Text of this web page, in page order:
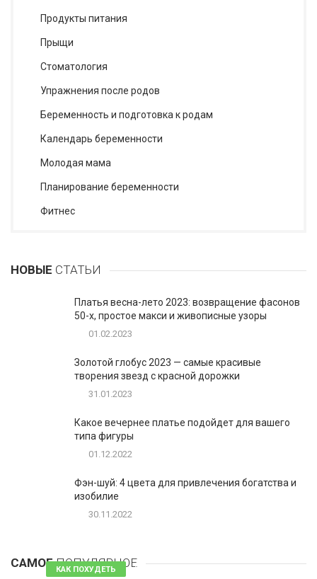
Продукты питания
Прыщи
Стоматология
Упражнения после родов
Беременность и подготовка к родам
Календарь беременности
Молодая мама
Планирование беременности
Фитнес
НОВЫЕ СТАТЬИ
Платья весна-лето 2023: возвращение фасонов
50-х, простое макси и живописные узоры
01.02.2023
Золотой глобус 2023 — самые красивые
творения звезд с красной дорожки
31.01.2023
Какое вечернее платье подойдет для вашего
типа фигуры
01.12.2022
Фэн-шуй: 4 цвета для привлечения богатства и
изобилие
30.11.2022
САМОЕПОПУЛЯРНОЕ
КАК ПОХУДЕТЬ 81 комментарий